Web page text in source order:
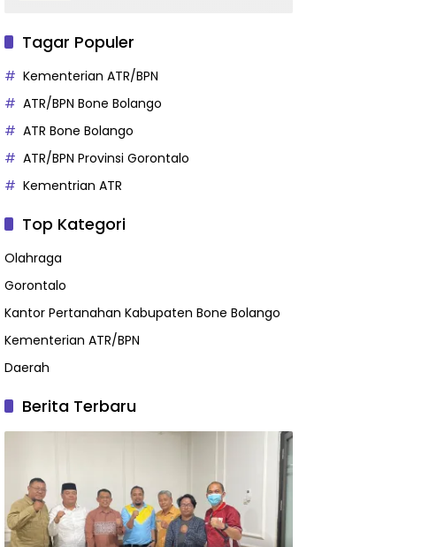
Tagar Populer
Kementerian ATR/BPN
ATR/BPN Bone Bolango
ATR Bone Bolango
ATR/BPN Provinsi Gorontalo
Kementrian ATR
Top Kategori
Olahraga
Gorontalo
Kantor Pertanahan Kabupaten Bone Bolango
Kementerian ATR/BPN
Daerah
Berita Terbaru